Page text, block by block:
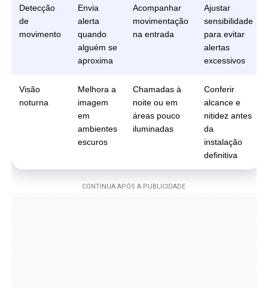
Detecção
de
movimento
Envia
alerta
quando
alguém se
aproxima
Acompanhar
movimentação
na entrada
Ajustar
sensibilidade
para evitar
alertas
excessivos
Visão
noturna
Melhora a
imagem
em
ambientes
escuros
Chamadas à
noite ou em
áreas pouco
iluminadas
Conferir
alcance e
nitidez antes
da
instalação
definitiva